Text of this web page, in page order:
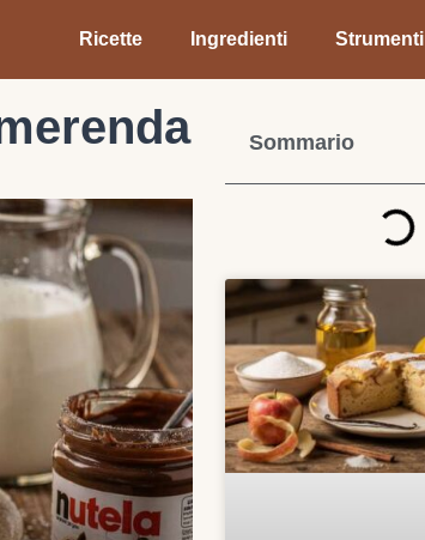
Ricette Ingredienti Strumenti
Sommario